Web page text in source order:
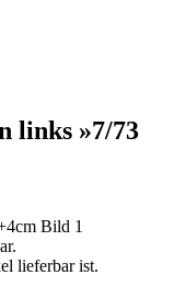
links »7/73
lieferbar ist.